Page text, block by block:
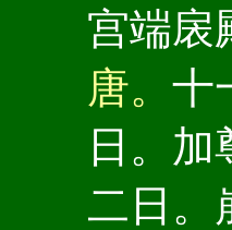
宫端扆
唐。 十
日。
二日。